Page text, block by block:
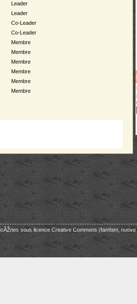
Leader
Leader
Co-Leader
Co-Leader
Membre
Membre
Membre
Membre
Membre
Membre
sous licence Creative Commons (famfam, nuovo